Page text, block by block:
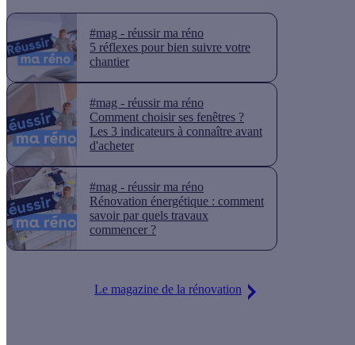
#mag - réussir ma réno
5 réflexes pour bien suivre votre
chantier
#mag - réussir ma réno
Comment choisir ses fenêtres ?
Les 3 indicateurs à connaître avant
d'acheter
#mag - réussir ma réno
Rénovation énergétique : comment
savoir par quels travaux
commencer ?
Le magazine de la rénovation